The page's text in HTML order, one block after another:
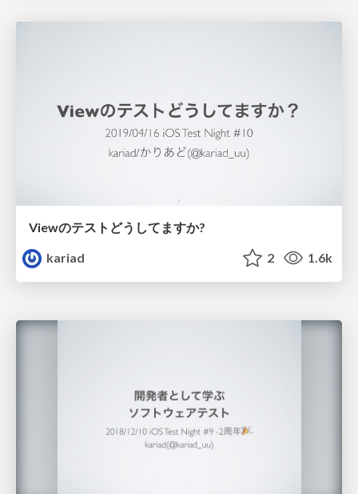
Viewのテストどうしてますか?
kariad
2 1.6k